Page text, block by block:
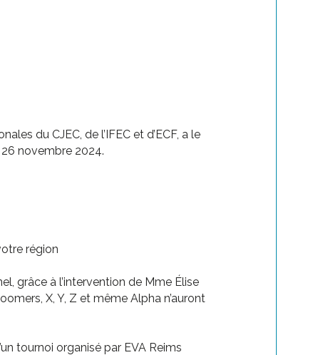
du CJEC, de l’IFEC et d’ECF, a le
novembre 2024.
région
grâce à l’intervention de Mme Élise
X, Y, Z et même Alpha n’auront
tournoi organisé par EVA Reims